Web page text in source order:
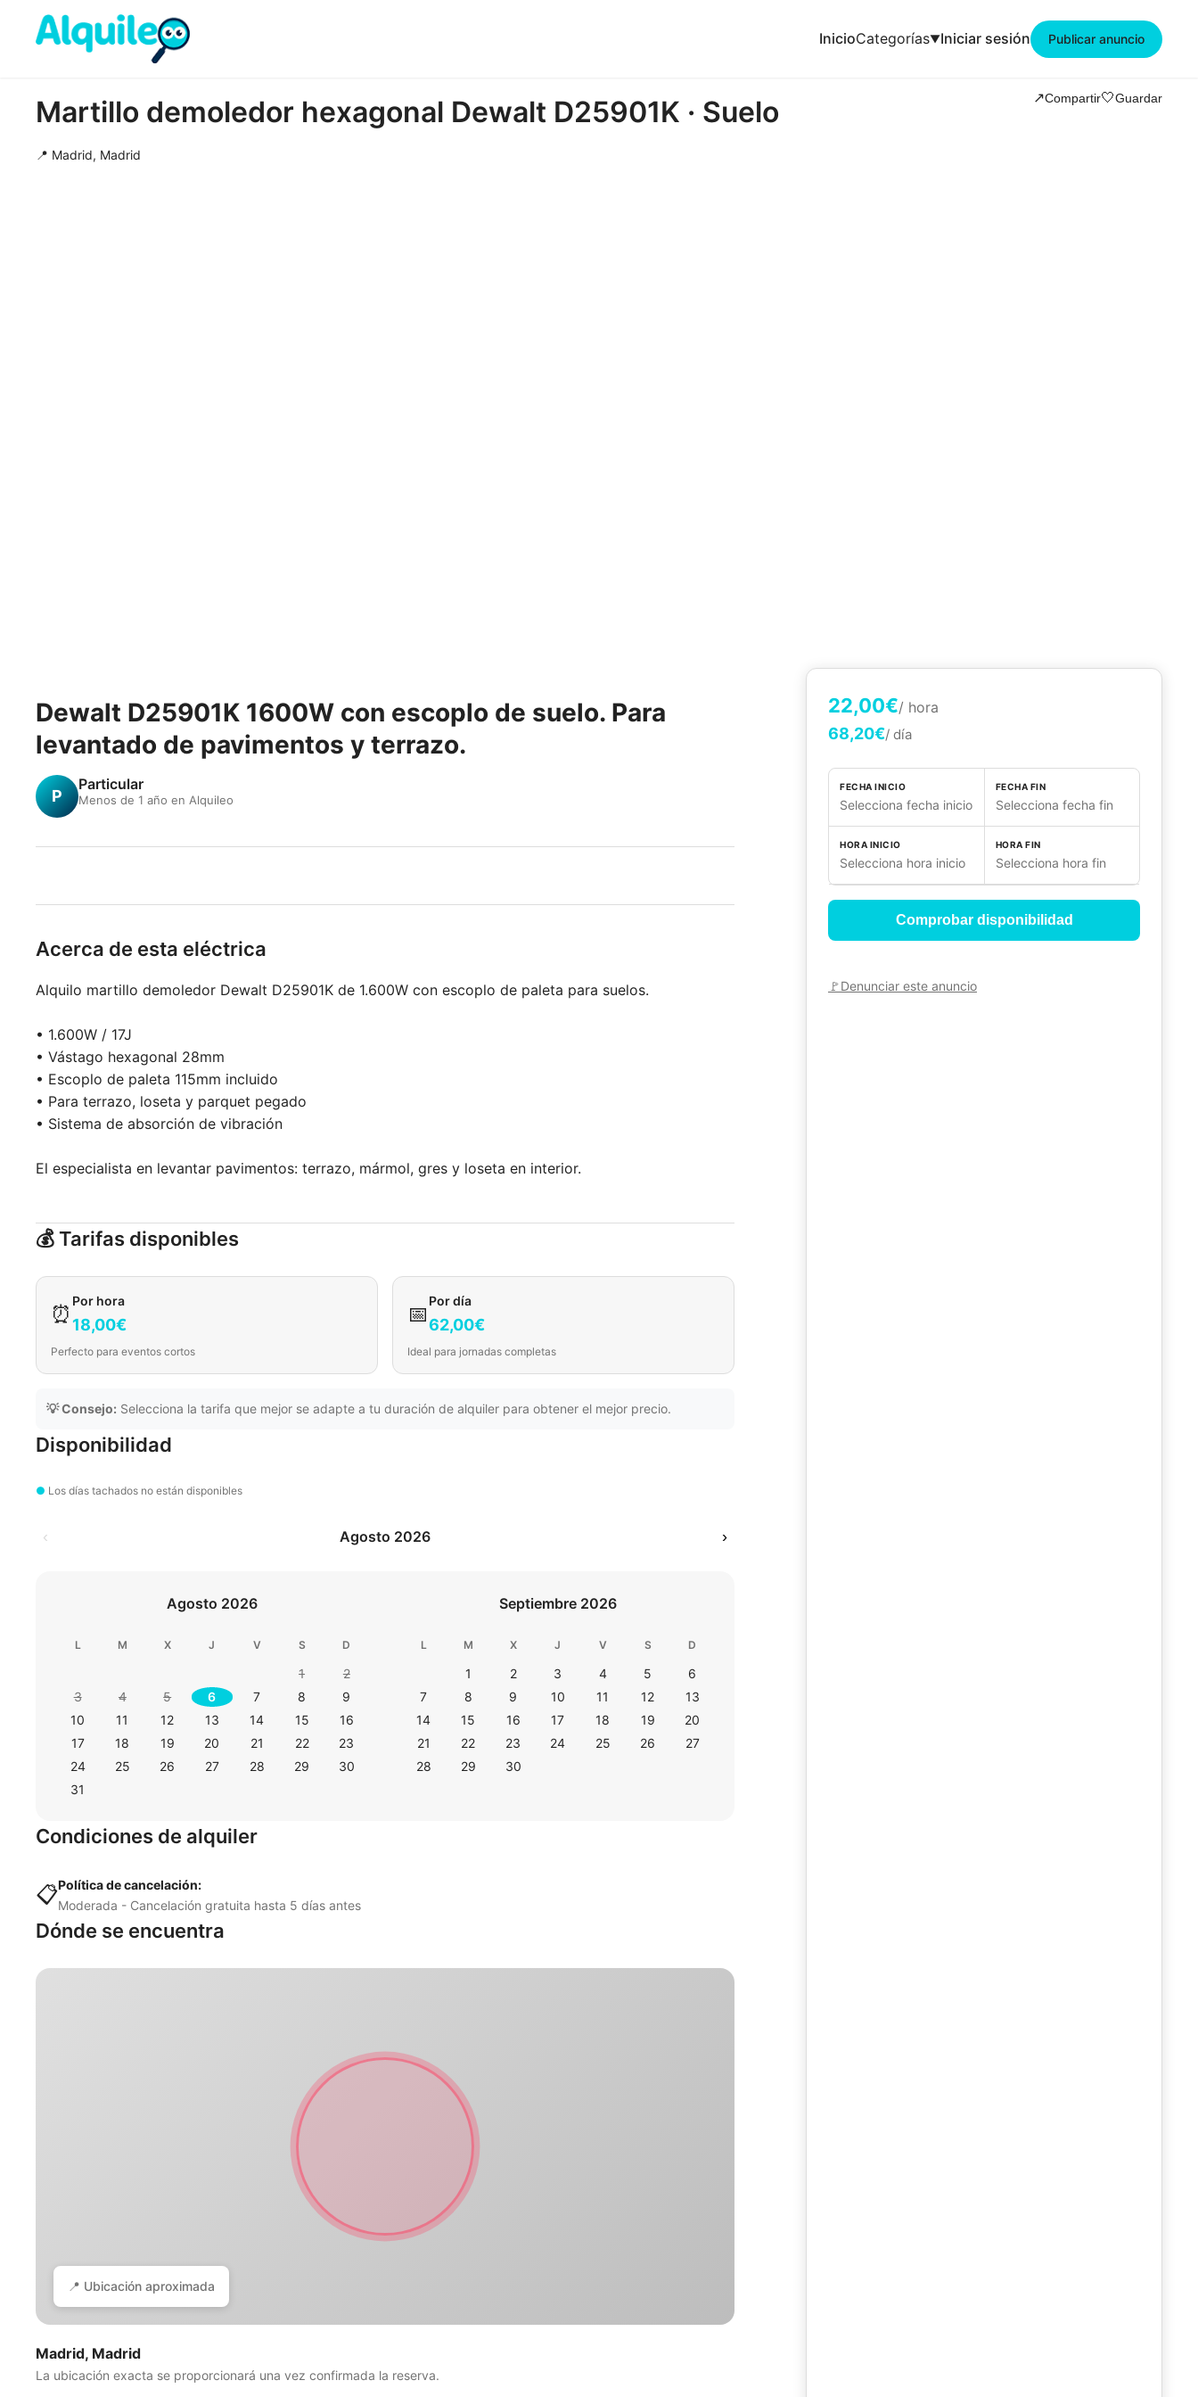
InicioCategorías Iniciar sesión Publicar anuncio
Martillo demoledor hexagonal Dewalt D25901K · Suelo ↗️Compartir🤍Guardar
📍 Madrid, Madrid
Dewalt D25901K 1600W con escoplo de suelo. Para
levantado de pavimentos y terrazo.
P
Particular
Menos de 1 año en Alquileo
Acerca de esta eléctrica
Alquilo martillo demoledor Dewalt D25901K de 1.600W con escoplo de paleta para suelos.
• 1.600W / 17J
• Vástago hexagonal 28mm
• Escoplo de paleta 115mm incluido
• Para terrazo, loseta y parquet pegado
• Sistema de absorción de vibración
El especialista en levantar pavimentos: terrazo, mármol, gres y loseta en interior.
💰 Tarifas disponibles
⏰
Por hora
18,00€
Perfecto para eventos cortos
📅
Por día
62,00€
Ideal para jornadas completas
💡 Consejo: Selecciona la tarifa que mejor se adapte a tu duración de alquiler para obtener el mejor precio.
Disponibilidad
● Los días tachados no están disponibles
‹ Agosto 2026 ›
Agosto 2026
L M X J V S D
1
2
3
4 5 6 7 8
9
10
11 12 13 14 15
16
17
18 19 20 21 22
23
24
25 26 27 28 29
30
31
Septiembre 2026
L M X J V S D
1 2 3 4 5
6
7
8 9 10 11 12
13
14
15 16 17 18 19
20
21
22 23 24 25 26
27
28
29 30
Condiciones de alquiler
📋Política de cancelación:
Moderada - Cancelación gratuita hasta 5 días antes
Dónde se encuentra
📍 Ubicación aproximada
Madrid, Madrid
La ubicación exacta se proporcionará una vez confirmada la reserva.
22,00€/ hora
68,20€/ día
FECHA INICIO
Selecciona fecha inicio
FECHA FIN
Selecciona fecha fin
HORA INICIO
Selecciona hora inicio
HORA FIN
Selecciona hora fin
Comprobar disponibilidad
🚩Denunciar este anuncio